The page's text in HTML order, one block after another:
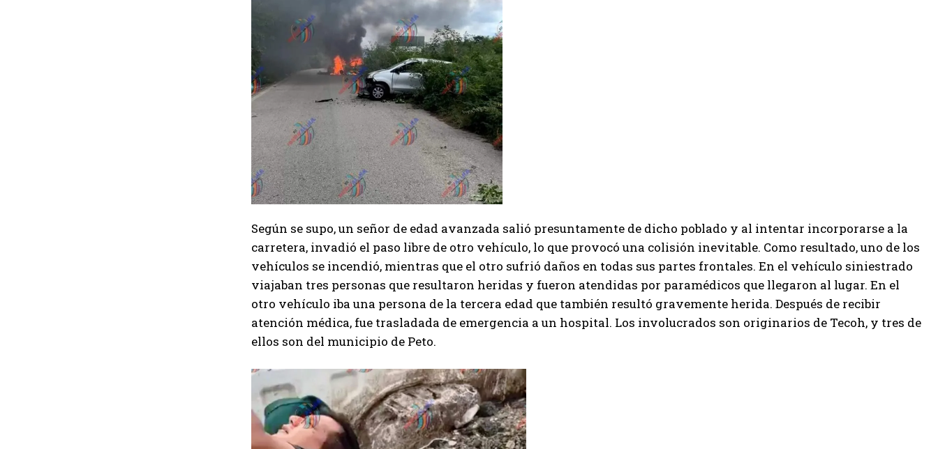
Según se supo, un señor de edad avanzada salió presuntamente de dicho poblado y al intentar incorporarse a la
carretera, invadió el paso libre de otro vehículo, lo que provocó una colisión inevitable. Como resultado, uno de los
vehículos se incendió, mientras que el otro sufrió daños en todas sus partes frontales. En el vehículo siniestrado
viajaban tres personas que resultaron heridas y fueron atendidas por paramédicos que llegaron al lugar. En el
otro vehículo iba una persona de la tercera edad que también resultó gravemente herida. Después de recibir
atención médica, fue trasladada de emergencia a un hospital. Los involucrados son originarios de Tecoh, y tres de
ellos son del municipio de Peto.